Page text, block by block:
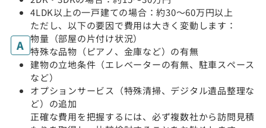
4LDK以上の一戸建ての場合：約30〜60万円以上
ただし、以下の要因で費用は大きく変動します：
物量（部屋の片付け状況）
特殊な品物（ピアノ、金庫など）の有無
建物の立地条件（エレベーターの有無、駐車スペース
など）
オプションサービス（特殊清掃、デジタル遺品整理な
ど）の追加
正確な費用を把握するには、必ず複数社から訪問見積